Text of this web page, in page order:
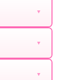
▼
回饋、滿額
值最低6折
▼
方式完成訂
管道。您獲
▼